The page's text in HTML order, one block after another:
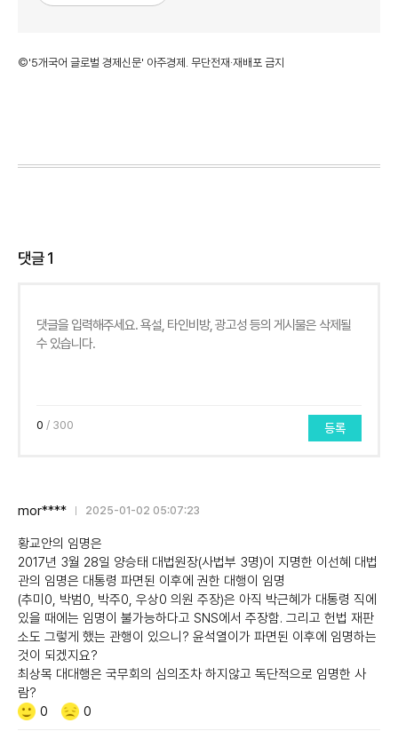
©'5개국어 글로벌 경제신문' 아주경제. 무단전재·재배포 금지
댓글1
0 / 300 등록
mor**** 2025-01-02 05:07:23
황교안의 임명은
2017년 3월 28일 양승태 대법원장(사법부 3명)이 지명한 이선혜 대법
관의 임명은 대통령 파면된 이후에 권한 대행이 임명
(추미0, 박범0, 박주0, 우상0 의원 주장)은 아직 박근혜가 대통령 직에
있을 때에는 임명이 불가능하다고 SNS에서 주장함. 그리고 헌법 재판
소도 그렇게 했는 관행이 있으니? 윤석열이가 파면된 이후에 임명하는
것이 되겠지요?
최상목 대대행은 국무회의 심의조차 하지않고 독단적으로 임명한 사
람?
Like/Dislike
공
0
비
0